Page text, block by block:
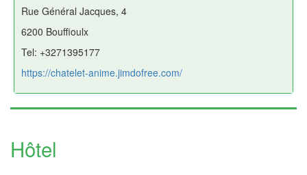
Rue Général Jacques, 4
6200 Bouffioulx
Tel: +3271395177
https://chatelet-anime.jimdofree.com/
Hôtel